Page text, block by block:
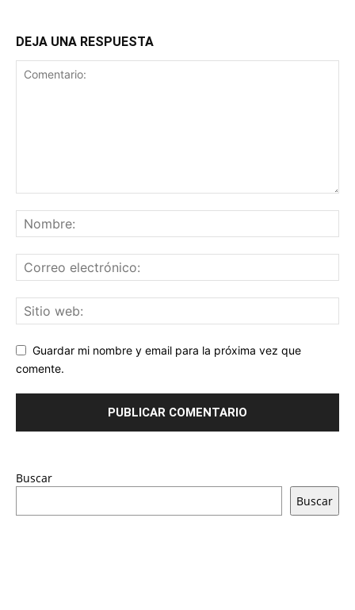
DEJA UNA RESPUESTA
Guardar mi nombre y email para la próxima vez que
comente.
Buscar
Buscar